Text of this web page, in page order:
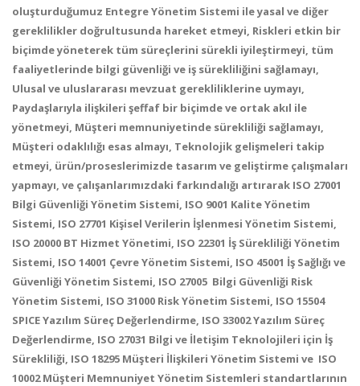
oluşturduğumuz Entegre Yönetim Sistemi ile yasal ve diğer
gereklilikler doğrultusunda hareket etmeyi, Riskleri etkin bir
biçimde yöneterek tüm süreçlerini sürekli iyileştirmeyi, tüm
faaliyetlerinde bilgi güvenliği ve iş sürekliliğini sağlamayı,
Ulusal ve uluslararası mevzuat gerekliliklerine uymayı,
Paydaşlarıyla ilişkileri şeffaf bir biçimde ve ortak akıl ile
yönetmeyi, Müşteri memnuniyetinde sürekliliği sağlamayı,
Müşteri odaklılığı esas almayı, Teknolojik gelişmeleri takip
etmeyi, ürün/proseslerimizde tasarım ve geliştirme çalışmaları
yapmayı, ve çalışanlarımızdaki farkındalığı artırarak ISO 27001
Bilgi Güvenliği Yönetim Sistemi, ISO 9001 Kalite Yönetim
Sistemi, ISO 27701 Kişisel Verilerin İşlenmesi Yönetim Sistemi,
ISO 20000 BT Hizmet Yönetimi, ISO 22301 İş Sürekliliği Yönetim
Sistemi, ISO 14001 Çevre Yönetim Sistemi, ISO 45001 İş Sağlığı ve
Güvenliği Yönetim Sistemi, ISO 27005 Bilgi Güvenliği Risk
Yönetim Sistemi, ISO 31000 Risk Yönetim Sistemi, ISO 15504
SPICE Yazılım Süreç Değerlendirme, ISO 33002 Yazılım Süreç
Değerlendirme, ISO 27031 Bilgi ve İletişim Teknolojileri için İş
Sürekliliği, ISO 18295 Müşteri İlişkileri Yönetim Sistemi ve ISO
10002 Müşteri Memnuniyet Yönetim Sistemleri standartlarının